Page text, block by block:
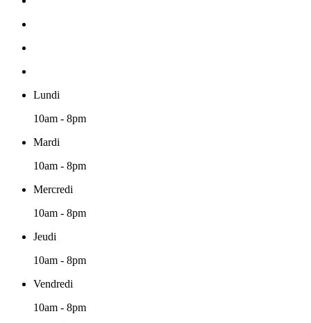
Lundi
10am - 8pm
Mardi
10am - 8pm
Mercredi
10am - 8pm
Jeudi
10am - 8pm
Vendredi
10am - 8pm